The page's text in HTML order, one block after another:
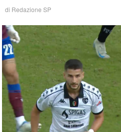
di Redazione SP